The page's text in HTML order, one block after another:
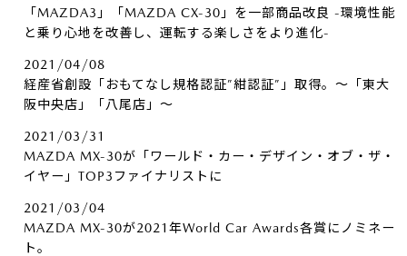
「MAZDA3」「MAZDA CX-30」を一部商品改良 -環境性能
と乗り心地を改善し、運転する楽しさをより進化-
2021/04/08
経産省創設「おもてなし規格認証”紺認証”」取得。～「東大
阪中央店」「八尾店」～
2021/03/31
MAZDA MX-30が「ワールド・カー・デザイン・オブ・ザ・
イヤー」TOP3ファイナリストに
2021/03/04
MAZDA MX-30が2021年World Car Awards各賞にノミネー
ト。